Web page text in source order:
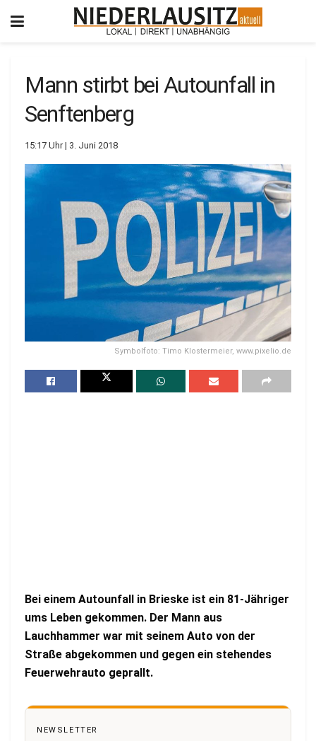
Mann stirbt bei Autounfall in
Senftenberg
15:17 Uhr | 3. Juni 2018
Symbolfoto: Timo Klostermeier, www.pixelio.de
Bei einem Autounfall in Brieske ist ein 81-Jähriger
ums Leben gekommen. Der Mann aus
Lauchhammer war mit seinem Auto von der
Straße abgekommen und gegen ein stehendes
Feuerwehrauto geprallt.
NEWSLETTER